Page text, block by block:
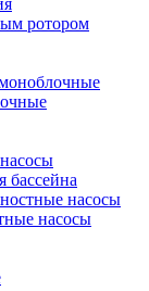
ротором
бассейна
насосы
насосы